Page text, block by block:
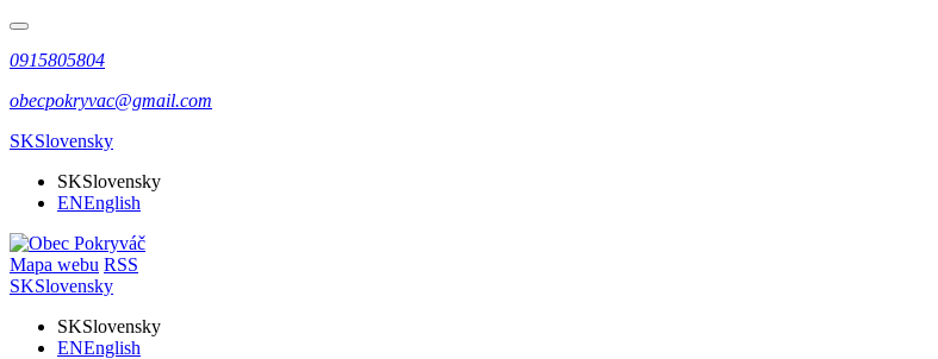
0915805804
obecpokryvac@gmail.com
SKSlovensky
SKSlovensky
ENEnglish
Mapa webu RSS
SKSlovensky
SKSlovensky
ENEnglish